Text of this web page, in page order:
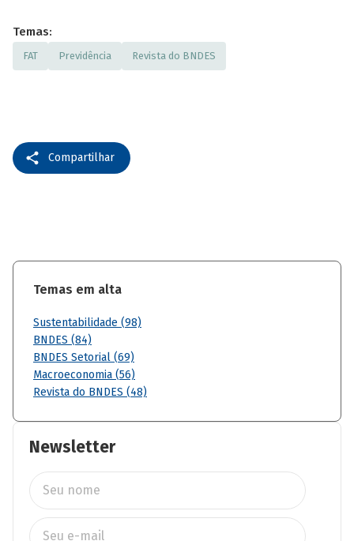
Temas:
FAT Previdência Revista do BNDES
Compartilhar
Temas em alta
Sustentabilidade (98)
BNDES (84)
BNDES Setorial (69)
Macroeconomia (56)
Revista do BNDES (48)
Newsletter